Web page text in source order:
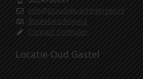
info@stuurbekrachtigingen.nl
Routebeschrijving
Contact Formulier
Locatie Oud Gastel